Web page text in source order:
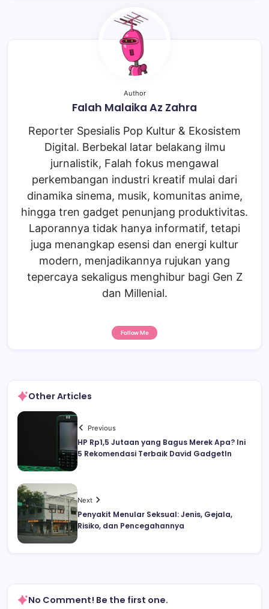
Author
Falah Malaika Az Zahra
Reporter Spesialis Pop Kultur & Ekosistem
Digital. Berbekal latar belakang ilmu
jurnalistik, Falah fokus mengawal
perkembangan industri kreatif mulai dari
dinamika sinema, musik, komunitas anime,
hingga tren gadget penunjang produktivitas.
Laporannya tidak hanya informatif, tetapi
juga menangkap esensi dan energi kultur
modern, menjadikannya rujukan yang
tepercaya sekaligus menghibur bagi Gen Z
dan Millenial.
Follow Me
Other Articles
Previous
HP Rp1,5 Jutaan yang Bagus Merek Apa? Ini
5 Rekomendasi Terbaik David GadgetIn
Next
Penyakit Menular Seksual: Jenis, Gejala,
Risiko, dan Pencegahannya
No Comment! Be the first one.